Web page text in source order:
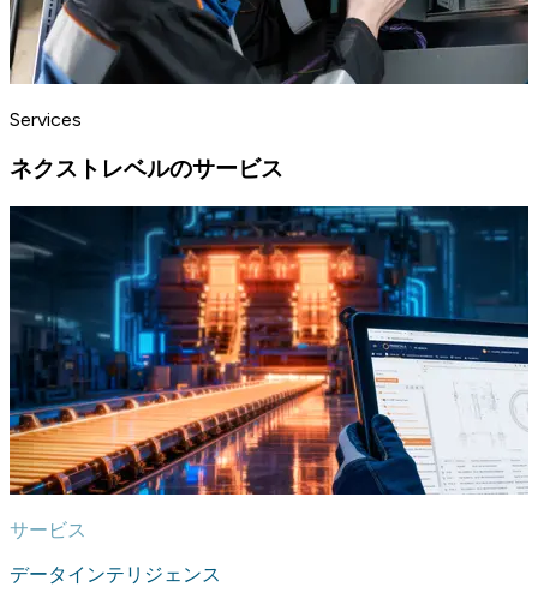
Services
ネクストレベルのサービス
サービス
データインテリジェンス